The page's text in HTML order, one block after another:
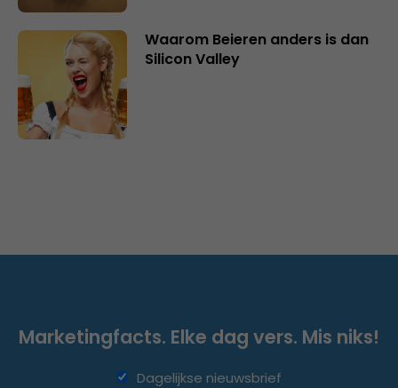
Waarom Beieren anders is dan
Silicon Valley
Marketingfacts. Elke dag vers. Mis niks!
Dagelijkse nieuwsbrief